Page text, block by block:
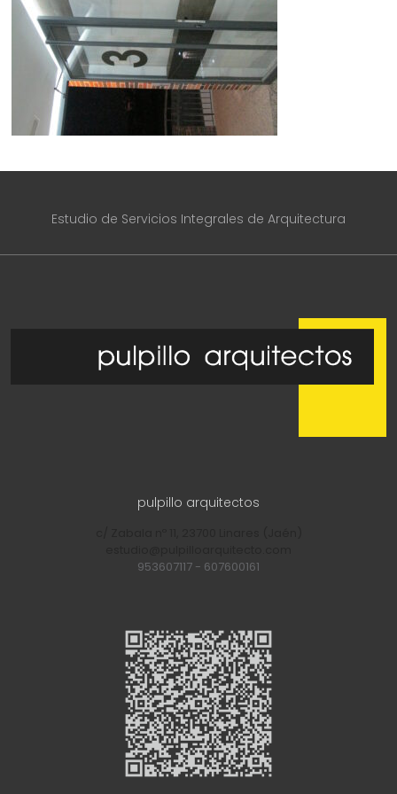
Estudio de Servicios Integrales de Arquitectura
pulpillo arquitectos
953607117 - 607600161